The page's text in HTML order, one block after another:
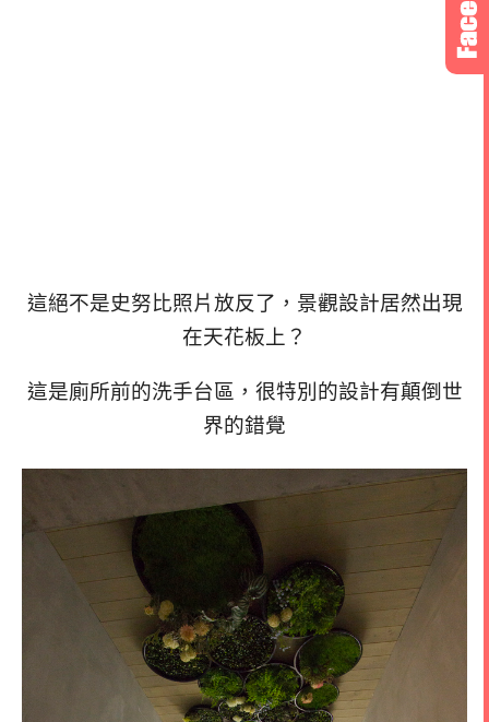
這絕不是史努比照片放反了， 景觀設計居然出現
在天花板上？
這是廁所前的洗手台區，很特別的設計有顛倒世
界的錯覺